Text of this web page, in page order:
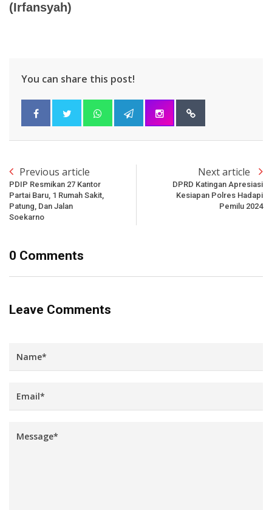
(Irfansyah)
You can share this post!
Previous article
PDIP Resmikan 27 Kantor
Partai Baru, 1 Rumah Sakit,
Patung, Dan Jalan
Soekarno
Next article
DPRD Katingan Apresiasi
Kesiapan Polres Hadapi
Pemilu 2024
0 Comments
Leave Comments